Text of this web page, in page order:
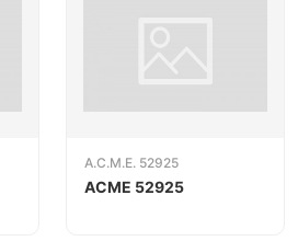
A.C.M.E. 52925
ACME 52925